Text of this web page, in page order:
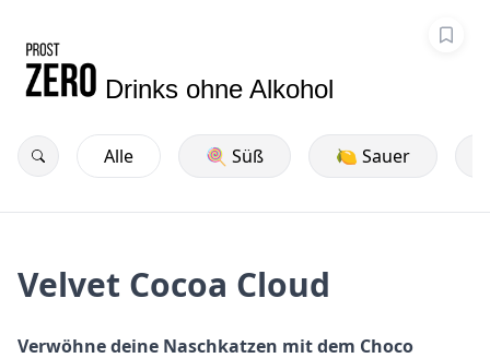
Drinks ohne Alkohol
Alle 🍭 Süß 🍋 Sauer
Velvet Cocoa Cloud
Verwöhne deine Naschkatzen mit dem Choco